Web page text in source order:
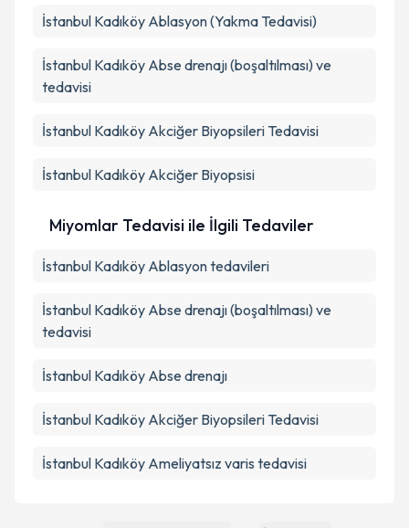
İstanbul Kadıköy Ablasyon (Yakma Tedavisi)
İstanbul Kadıköy Abse drenajı (boşaltılması) ve
tedavisi
İstanbul Kadıköy Akciğer Biyopsileri Tedavisi
İstanbul Kadıköy Akciğer Biyopsisi
Miyomlar Tedavisi ile İlgili Tedaviler
İstanbul Kadıköy Ablasyon tedavileri
İstanbul Kadıköy Abse drenajı (boşaltılması) ve
tedavisi
İstanbul Kadıköy Abse drenajı
İstanbul Kadıköy Akciğer Biyopsileri Tedavisi
İstanbul Kadıköy Ameliyatsız varis tedavisi